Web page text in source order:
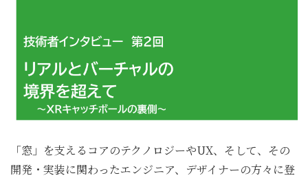
「窓」を支えるコアのテクノロジーやUX、そして、その
開発・実装に関わったエンジニア、デザイナーの方々に登